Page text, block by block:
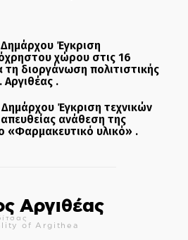
Έγκριση
χώρου στις 16
διοργάνωση πολιτιστικής
.
Έγκριση τεχνικών
ανάθεση της
«Φαρμακευτικό υλικό» .
Αργιθέας
of Argithea